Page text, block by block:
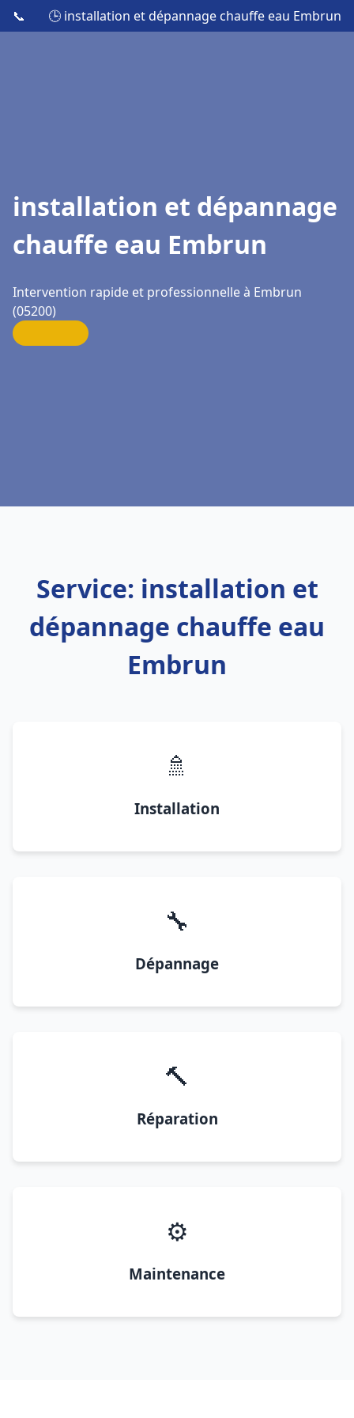
📞 🕒 installation et dépannage chauffe eau Embrun
installation et dépannage
chauffe eau Embrun
Intervention rapide et professionnelle à Embrun
(05200)
Service: installation et
dépannage chauffe eau
Embrun
🚿
Installation
🔧
Dépannage
🔨
Réparation
⚙️
Maintenance